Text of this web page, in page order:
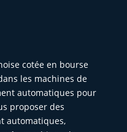
cotée en bourse
les machines de
automatiques pour
proposer des
automatiques,